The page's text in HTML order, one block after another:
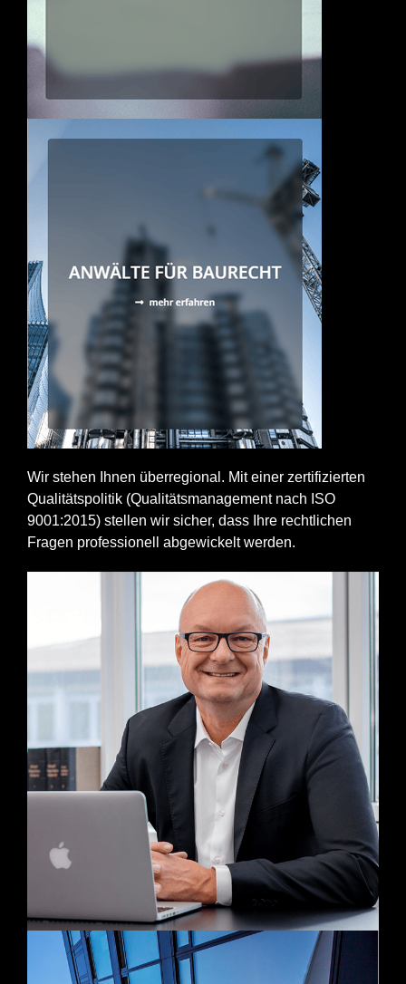
Wir stehen Ihnen überregional. Mit einer zertifizierten
Qualitätspolitik (Qualitätsmanagement nach ISO
9001:2015) stellen wir sicher, dass Ihre rechtlichen
Fragen professionell abgewickelt werden.